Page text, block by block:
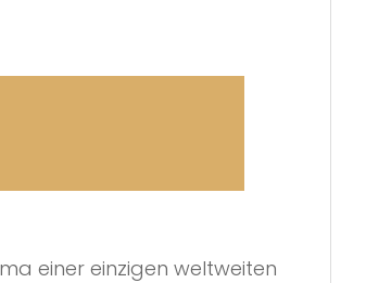
einer einzigen weltweiten